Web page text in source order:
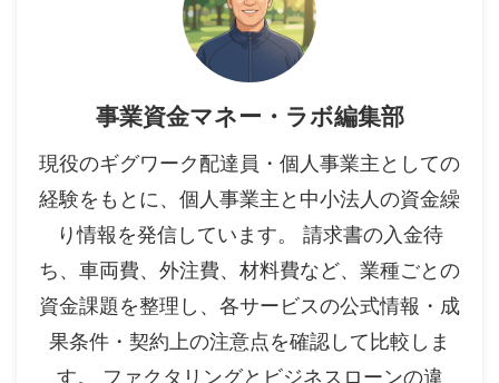
事業資金マネー・ラボ編集部
現役のギグワーク配達員・個人事業主としての
経験をもとに、個人事業主と中小法人の資金繰
り情報を発信しています。 請求書の入金待
ち、車両費、外注費、材料費など、業種ごとの
資金課題を整理し、各サービスの公式情報・成
果条件・契約上の注意点を確認して比較しま
す。 ファクタリングとビジネスローンの違